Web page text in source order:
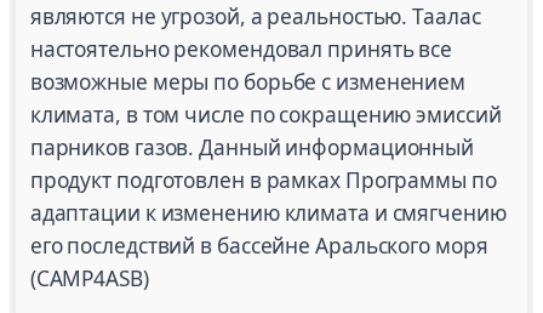
являются не угрозой, а реальностью. Таалас
настоятельно рекомендовал принять все
возможные меры по борьбе с изменением
климата, в том числе по сокращению эмиссий
парников газов. Данный информационный
продукт подготовлен в рамках Программы по
адаптации к изменению климата и смягчению
его последствий в бассейне Аральского моря
(CAMP4ASB)